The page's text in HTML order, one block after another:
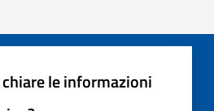
le informazioni